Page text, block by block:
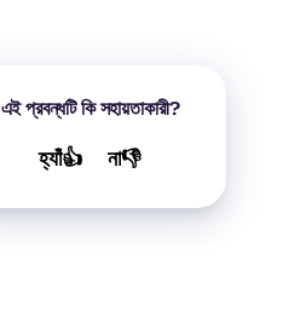
এই প্রবন্ধটি কি সহায়তাকারী?
হ্যাঁ👍 না👎